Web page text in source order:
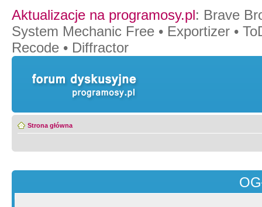
Aktualizacje na programosy.pl: Brave
System Mechanic Free • Exportizer •
Recode • Diffractor
Strona główna